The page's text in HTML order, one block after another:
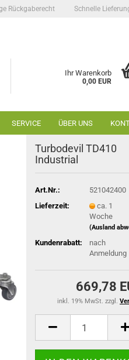
Rückgaberecht Schnelle
Ihr Warenkorb
0,00 EUR
SERVICE ÜBER UNS
Turbodevil TD410
Industrial
Art.Nr.:
521042400
Lieferzeit:
ca. 1
Woche
(Ausland
Kundenrabatt:
nach
Anmeldung
669,78
inkl. 19% MwSt. zzgl.